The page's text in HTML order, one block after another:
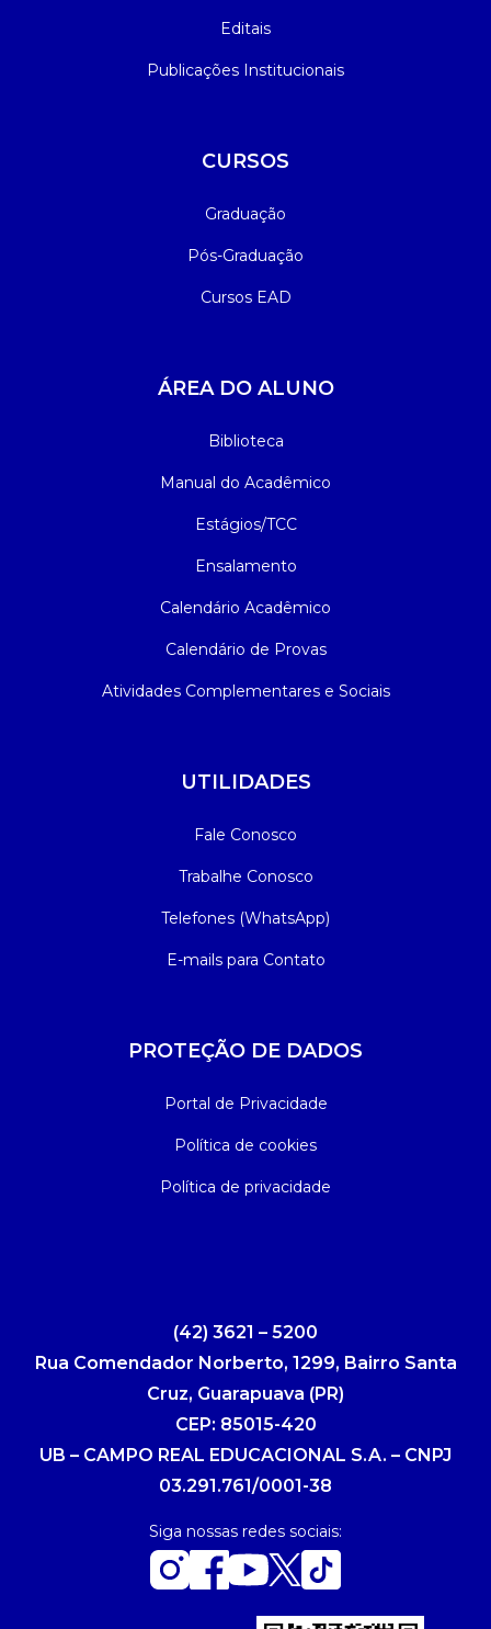
Editais
Publicações Institucionais
CURSOS
Graduação
Pós-Graduação
Cursos EAD
ÁREA DO ALUNO
Biblioteca
Manual do Acadêmico
Estágios/TCC
Ensalamento
Calendário Acadêmico
Calendário de Provas
Atividades Complementares e Sociais
UTILIDADES
Fale Conosco
Trabalhe Conosco
Telefones (WhatsApp)
E-mails para Contato
PROTEÇÃO DE DADOS
Portal de Privacidade
Política de cookies
Política de privacidade
(42) 3621 – 5200
Rua Comendador Norberto, 1299, Bairro Santa
Cruz, Guarapuava (PR)
CEP: 85015-420
UB – CAMPO REAL EDUCACIONAL S.A. – CNPJ
03.291.761/0001-38
Siga nossas redes sociais: